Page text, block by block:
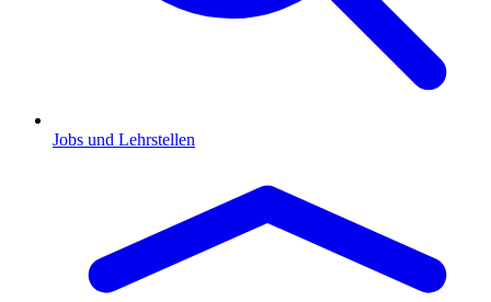
Jobs und Lehrstellen